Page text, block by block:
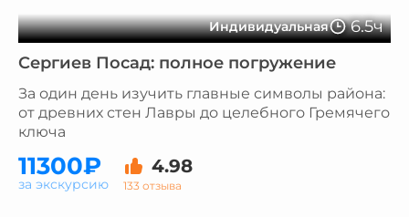
Индивидуальная 6.5ч
Сергиев Посад: полное погружение
За один день изучить главные символы района:
от древних стен Лавры до целебного Гремячего
ключа
11300₽ 4.98
133 отзыва
за экскурсию